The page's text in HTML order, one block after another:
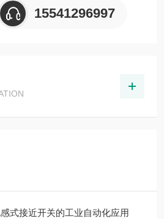
15541296997
式接近开关的工业自动化应用